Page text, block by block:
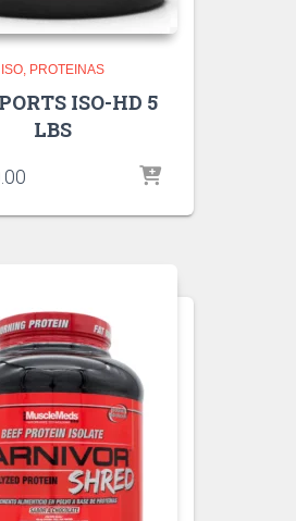
ISO PROTEINAS
ISO-HD 5
LBS